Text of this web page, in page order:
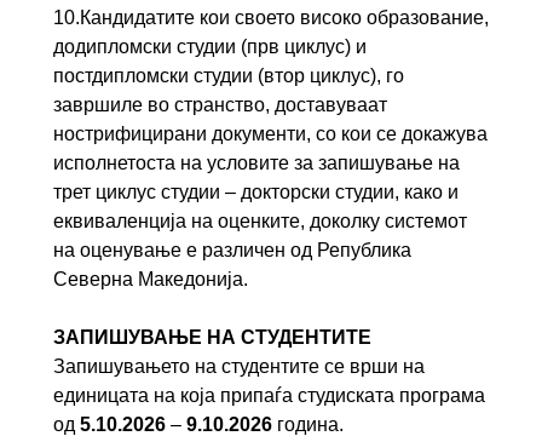
10.Кандидатите кои своето високо образование,
додипломски студии (прв циклус) и
постдипломски студии (втор циклус), го
завршиле во странство, доставуваат
нострифицирани документи, со кои се докажува
исполнетоста на условите за запишување на
трет циклус студии – докторски студии, како и
еквиваленција на оценките, доколку системот
на оценување е различен од Република
Северна Македонија.
ЗАПИШУВАЊЕ НА СТУДЕНТИТЕ
Запишувањето на студентите се врши на
единицата на која припаѓа студиската програма
од 5.10.2026 – 9.10.2026 година.